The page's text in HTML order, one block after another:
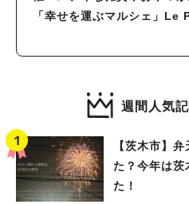
「幸せを運ぶマルシェ」Le
週間人気
【茨木市】
た？今年は茨
た！